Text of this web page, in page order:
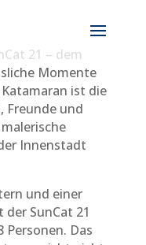
21 – dem
Momente
ist die
Freunde und
Innenstadt
und einer
SunCat 21
Personen. Das